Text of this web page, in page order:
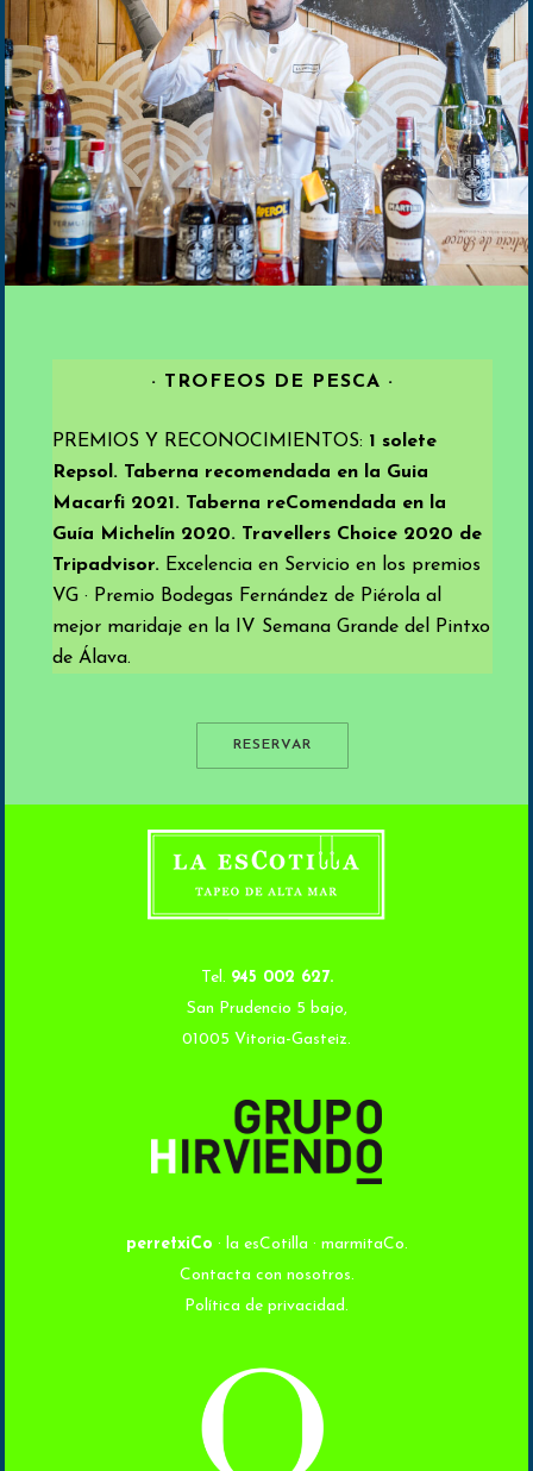
· TROFEOS DE PESCA ·
PREMIOS Y RECONOCIMIENTOS: 1 solete
Repsol. Taberna recomendada en la Guia
Macarfi 2021. Taberna reComendada en la
Guía Michelín 2020. Travellers Choice 2020 de
Tripadvisor. Excelencia en Servicio en los premios
VG · Premio Bodegas Fernández de Piérola al
mejor maridaje en la IV Semana Grande del Pintxo
de Álava.
RESERVAR
Tel. 945 002 627.
San Prudencio 5 bajo,
01005 Vitoria-Gasteiz.
perretxiCo · la esCotilla · marmitaCo.
Contacta con nosotros.
Política de privacidad.